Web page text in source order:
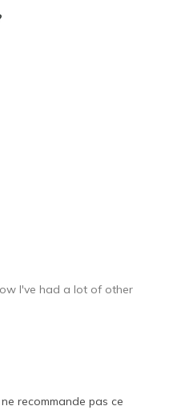
size
I've had a lot of other
recommande pas ce